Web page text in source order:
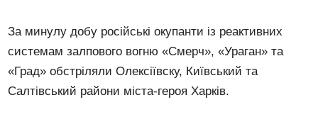
За минулу добу російські окупанти із реактивних
системам залпового вогню «Смерч», «Ураган» та
«Град» обстріляли Олексіївску, Київський та
Салтівський райони міста-героя Харків.